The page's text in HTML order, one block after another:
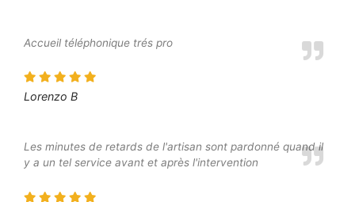
Accueil téléphonique trés pro
Lorenzo B
Les minutes de retards de l'artisan sont pardonné quand il
y a un tel service avant et après l'intervention